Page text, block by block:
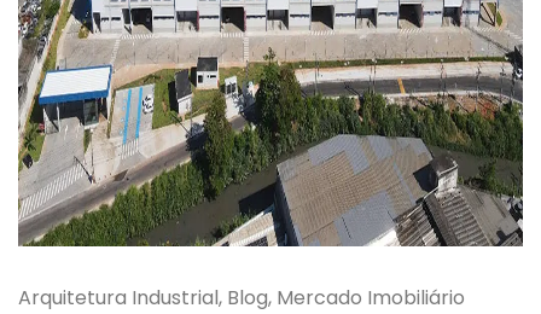
Arquitetura Industrial, Blog, Mercado Imobiliário